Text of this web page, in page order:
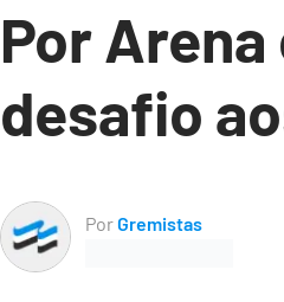
Por
desafio
PorGremistas